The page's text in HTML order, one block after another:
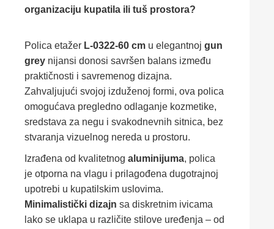
organizaciju kupatila ili tuš prostora?
Polica etažer L-0322-60 cm u elegantnoj gun
grey nijansi donosi savršen balans između
praktičnosti i savremenog dizajna.
Zahvaljujući svojoj izduženoj formi, ova polica
omogućava pregledno odlaganje kozmetike,
sredstava za negu i svakodnevnih sitnica, bez
stvaranja vizuelnog nereda u prostoru.
Izrađena od kvalitetnog aluminijuma, polica
je otporna na vlagu i prilagođena dugotrajnoj
upotrebi u kupatilskim uslovima.
Minimalistički dizajn sa diskretnim ivicama
lako se uklapa u različite stilove uređenja – od